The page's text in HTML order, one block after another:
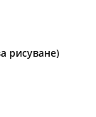
рисуване)